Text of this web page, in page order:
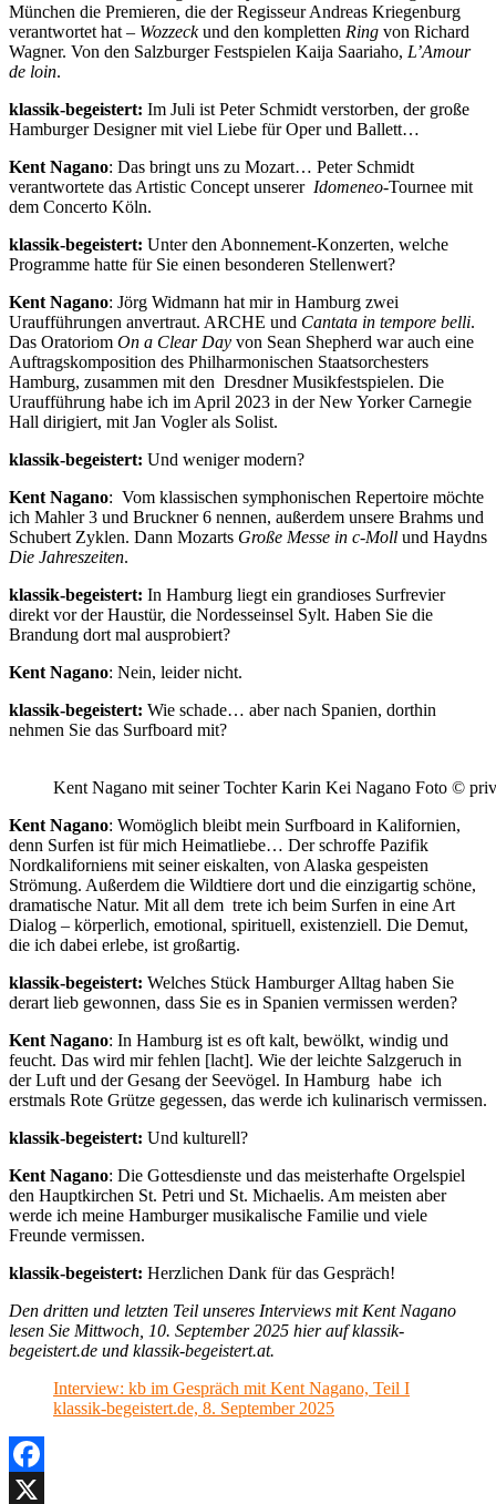
München die Premieren, die der Regisseur Andreas Kriegenburg
verantwortet hat – Wozzeckund den kompletten Ring von Richard
Wagner. Von den Salzburger Festspielen Kaija Saariaho, L’Amour
de loin.
klassik-begeistert: Im Juli ist Peter Schmidt verstorben, der große
Hamburger Designer mit viel Liebe für Oper und Ballett…
Kent Nagano: Das bringt uns zu Mozart… Peter Schmidt
verantwortete das Artistic Concept unserer Idomeneo-Tournee mit
dem Concerto Köln.
klassik-begeistert: Unter den Abonnement-Konzerten, welche
Programme hatte für Sie einen besonderen Stellenwert?
Kent Nagano: Jörg Widmann hat mir in Hamburg zwei
Uraufführungen anvertraut. ARCHE und Cantata in tempore belli.
Das Oratoriom On a Clear Day von Sean Shepherd war auch eine
Auftragskomposition des Philharmonischen Staatsorchesters
Hamburg, zusammen mit den Dresdner Musikfestspielen. Die
Uraufführung habe ich im April 2023 in der New Yorker Carnegie
Hall dirigiert, mit Jan Vogler als Solist.
klassik-begeistert: Und weniger modern?
Kent Nagano: Vom klassischen symphonischen Repertoire möchte
ich Mahler 3 und Bruckner 6 nennen, außerdem unsere Brahms und
Schubert Zyklen. Dann Mozarts Große Messe in c-Moll und Haydns
Die Jahreszeiten.
klassik-begeistert: In Hamburg liegt ein grandioses Surfrevier
direkt vor der Haustür, die Nordesseinsel Sylt. Haben Sie die
Brandung dort mal ausprobiert?
Kent Nagano: Nein, leider nicht.
klassik-begeistert: Wie schade… aber nach Spanien, dorthin
nehmen Sie das Surfboard mit?
Kent Nagano mit seiner Tochter Karin Kei Nagano Foto ©
Kent Nagano: Womöglich bleibt mein Surfboard in Kalifornien,
denn Surfen ist für mich Heimatliebe… Der schroffe Pazifik
Nordkaliforniens mit seiner eiskalten, von Alaska gespeisten
Strömung. Außerdem die Wildtiere dort und die einzigartig schöne,
dramatische Natur. Mit all dem trete ich beim Surfen in eine Art
Dialog – körperlich, emotional, spirituell, existenziell. Die Demut,
die ich dabei erlebe, ist großartig.
klassik-begeistert: Welches Stück Hamburger Alltag haben Sie
derart lieb gewonnen, dass Sie es in Spanien vermissen werden?
Kent Nagano: In Hamburg ist es oft kalt, bewölkt, windig und
feucht. Das wird mir fehlen [lacht]. Wie der leichte Salzgeruch in
der Luft und der Gesang der Seevögel. In Hamburg habe ich
erstmals Rote Grütze gegessen, das werde ich kulinarisch vermissen.
klassik-begeistert: Und kulturell?
Kent Nagano: Die Gottesdienste und das meisterhafte Orgelspiel
den Hauptkirchen St. Petri und St. Michaelis. Am meisten aber
werde ich meine Hamburger musikalische Familie und viele
Freunde vermissen.
klassik-begeistert: Herzlichen Dank für das Gespräch!
Den dritten und letzten Teil unseres Interviews mit Kent Nagano
lesen Sie Mittwoch, 10. September 2025 hier auf klassik-
begeistert.de und klassik-begeistert.at.
Interview: kb im Gespräch mit Kent Nagano, Teil I
klassik-begeistert.de, 8. September 2025
Facebook